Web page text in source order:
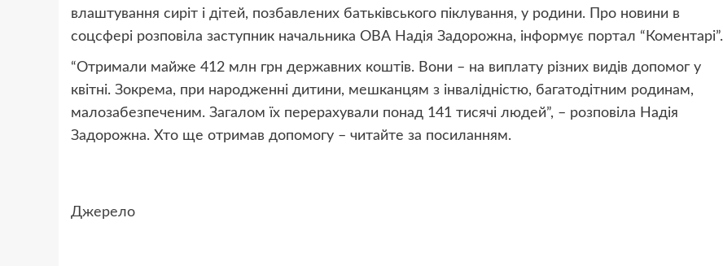
влаштування сиріт і дітей, позбавлених батьківського піклування, у родини. Про новини в
соцсфері розповіла заступник начальника ОВА Надія Задорожна, інформує портал “Коментарі”.
“Отримали майже 412 млн грн державних коштів. Вони – на виплату різних видів допомог у
квітні. Зокрема, при народженні дитини, мешканцям з інвалідністю, багатодітним родинам,
малозабезпеченим. Загалом їх перерахували понад 141 тисячі людей”, – розповіла Надія
Задорожна. Хто ще отримав допомогу – читайте за посиланням.
Джерело